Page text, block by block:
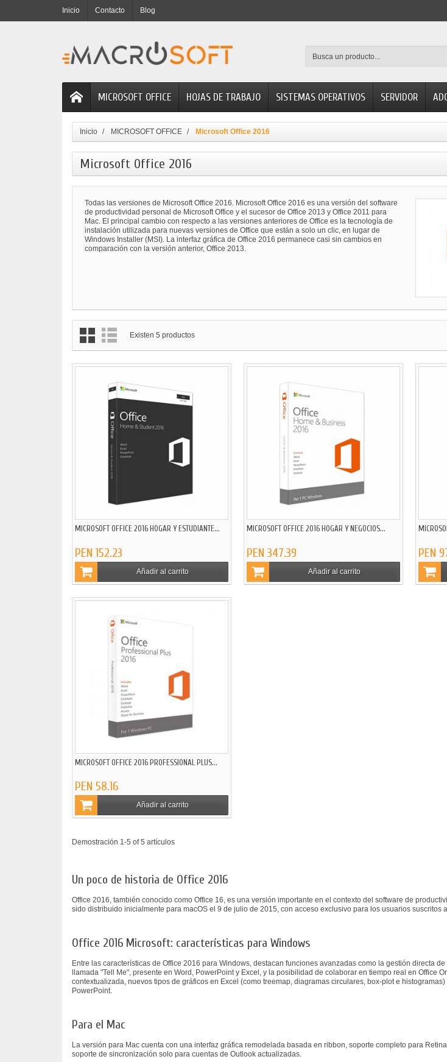
Inicio Contacto Blog
MICROSOFT OFFICE HOJAS DE TRABAJO SISTEMAS OPERATIVOS SERVIDOR
Inicio MICROSOFT OFFICE Microsoft Office 2016
Microsoft Office 2016
Todas las versiones de Microsoft Office 2016. Microsoft Office 2016 es una versión del software
de productividad personal de Microsoft Office y el sucesor de Office 2013 y Office 2011 para
Mac. El principal cambio con respecto a las versiones anteriores de Office es la tecnología de
instalación utilizada para nuevas versiones de Office que están a solo un clic, en lugar de
Windows Installer (MSI). La interfaz gráfica de Office 2016 permanece casi sin cambios en
comparación con la versión anterior, Office 2013.
Existen 5 productos
MICROSOFT OFFICE 2016 HOGAR Y ESTUDIANTE...
PEN 152.23
Añadir al carrito
MICROSOFT OFFICE 2016 HOGAR Y NEGOCIOS...
PEN 347.39
Añadir al carrito
PEN
MICROSOFT OFFICE 2016 PROFESSIONAL PLUS...
PEN 58.16
Añadir al carrito
Demostración 1-5 of 5 artículos
Un poco de historia de Office 2016
Office 2016, también conocido como Office 16, es una versión importante en el contexto del software de
sido distribuido inicialmente para macOS el 9 de julio de 2015, con acceso exclusivo para los usuarios
Office 2016 Microsoft: características para Windows
Entre las características de Office 2016 para Windows, destacan funciones avanzadas como la gestión directa
llamada "Tell Me", presente en Word, PowerPoint y Excel, y la posibilidad de colaborar en tiempo real en
contextualizada, nuevos tipos de gráficos en Excel (como treemap, diagramas circulares, box-plot e
PowerPoint.
Para el Mac
La versión para Mac cuenta con una interfaz gráfica remodelada basada en ribbon, soporte completo para
soporte de sincronización solo para cuentas de Outlook actualizadas.